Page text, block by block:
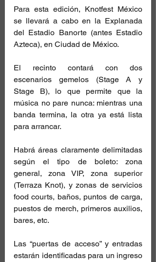
Para esta edición, Knotfest México
se llevará a cabo en la Explanada
del Estadio Banorte (antes Estadio
Azteca), en Ciudad de México.
El recinto contará con dos
escenarios gemelos (Stage A y
Stage B), lo que permite que la
música no pare nunca: mientras una
banda termina, la otra ya está lista
para arrancar.
Habrá áreas claramente delimitadas
según el tipo de boleto: zona
general, zona VIP, zona superior
(Terraza Knot), y zonas de servicios
food courts, baños, puntos de carga,
puestos de merch, primeros auxilios,
bares, etc.
Las “puertas de acceso” y entradas
estarán identificadas para un ingreso